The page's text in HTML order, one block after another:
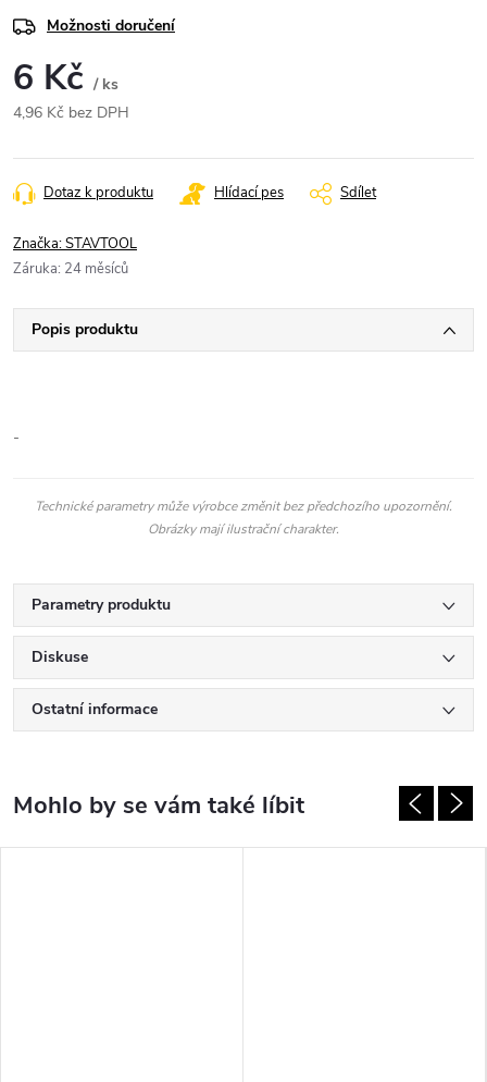
Možnosti doručení
6 Kč / ks
4,96 Kč bez DPH
cena:
Dotaz k produktu Hlídací pes Sdílet
Značka:STAVTOOL
Záruka: 24 měsíců
Popis produktu
-
Technické parametry může výrobce změnit bez předchozího upozornění.
Obrázky mají ilustrační charakter.
Parametry produktu
Diskuse
Ostatní informace